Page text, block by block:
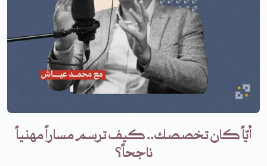
أيّاً كان تخصصك.. كيف ترسم مساراً مهنياً
ناجحاً؟